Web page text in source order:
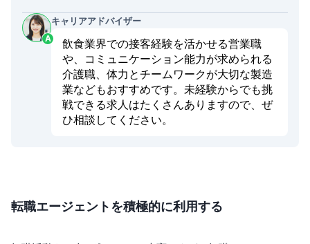
キャリアアドバイザー
飲食業界での接客経験を活かせる営業職
や、コミュニケーション能力が求められる
介護職、体力とチームワークが大切な製造
業などもおすすめです。未経験からでも挑
戦できる求人はたくさんありますので、ぜ
ひ相談してください。
転職エージェントを積極的に利用する